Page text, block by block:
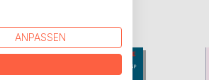
ANPASSEN